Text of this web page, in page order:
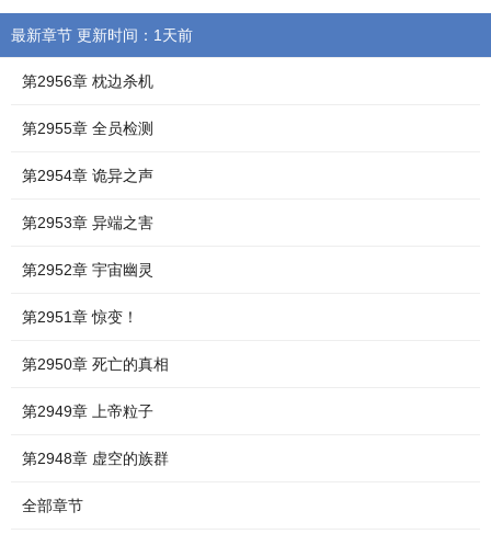
最新章节 更新时间：1天前
第2956章 枕边杀机
第2955章 全员检测
第2954章 诡异之声
第2953章 异端之害
第2952章 宇宙幽灵
第2951章 惊变！
第2950章 死亡的真相
第2949章 上帝粒子
第2948章 虚空的族群
全部章节